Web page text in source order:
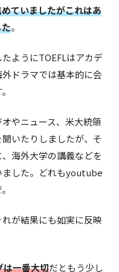
ていましたがこれはあ
。
ようにTOEFLはアカデ
ドラマでは基本的に会
やニュース、米大統領
いたりしましたが、そ
海外大学の講義などを
ました。どれもyoutube
が結果にも如実に反映
は一番大切だともう少し